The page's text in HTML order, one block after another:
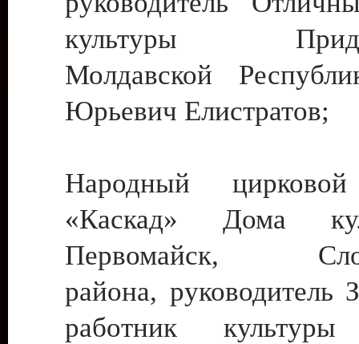
культуры
Молдавской
Юрьевич Елистратов;
Народный цирковой
«Каскад» Дома
Первомайск,
района, руководитель
работник культуры